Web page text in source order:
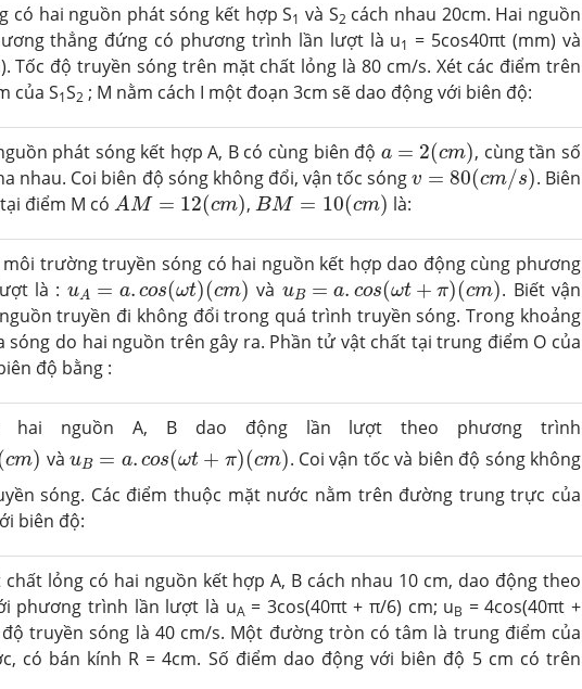
có hai nguồn phát sóng kết hợp S1 và S2 cách nhau 20cm. Hai nguồn
thẳng đứng có phương trình lần lượt là u1 = 5cos40πt (mm) và
Tốc độ truyền sóng trên mặt chất lỏng là 80 cm/s. Xét các điểm trên
của S1S2 ; M nằm cách I một đoạn 3cm sẽ dao động với biên độ:
phát sóng kết hợp A, B có cùng biên độ a = 2(cm)
a (cm) , cùng tần số
nhau. Coi biên độ sóng không đổi, vận tốc sóngv = 80(cm/s)
v=80(cm/s)
. Biên
điểm M có AM = 12(cm)
AM=12(cm) ,BM = 10(cm)
BM= 10(cm) là:
môi trường truyền sóng có hai nguồn kết hợp dao động cùng phương
là : uA = a. cos(ωt)(cm)
uA=a .cos(ωt)(cm) và uB = a. cos(ωt + π)(cm)
uB= a.c os(ωt+π)(cm)
. Biết vận
truyền đi không đổi trong quá trình truyền sóng. Trong khoảng
sóng do hai nguồn trên gây ra. Phần tử vật chất tại trung điểm O của
độ bằng :
hai nguồn A, B dao động lần lượt theo phương trình
cm) và uB = a. cos(ωt + π)(cm)
u c os(ωt +π) cm)
. Coi vận tốc và biên độ sóng không
sóng. Các điểm thuộc mặt nước nằm trên đường trung trực của
biên độ:
lỏng có hai nguồn kết hợp A, B cách nhau 10 cm, dao động theo
phương trình lần lượt là uA = 3cos(40πt + π/6) cm; uB = 4cos(40πt +
truyền sóng là 40 cm/s. Một đường tròn có tâm là trung điểm của
có bán kính R = 4cm. Số điểm dao động với biên độ 5 cm có trên